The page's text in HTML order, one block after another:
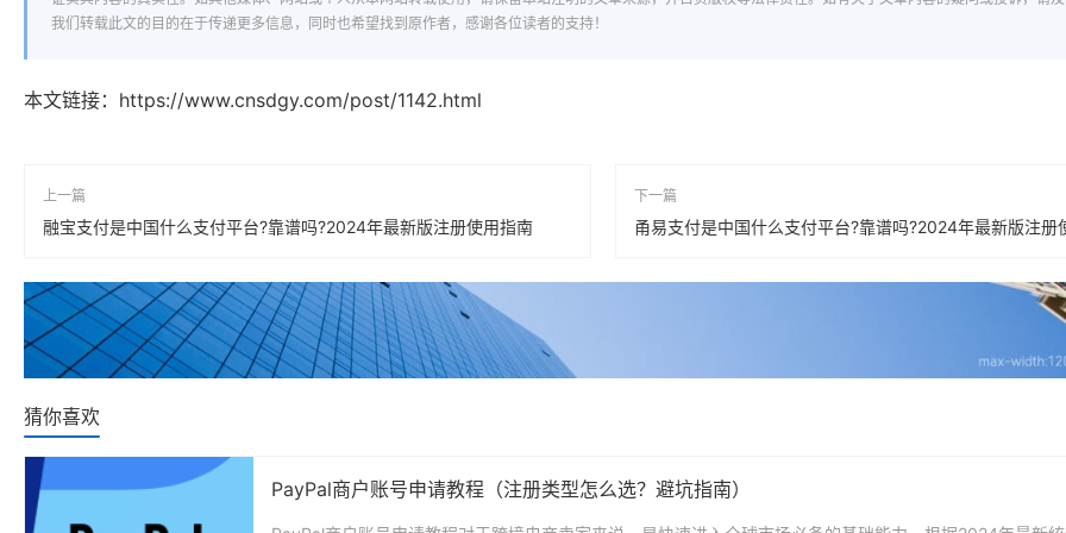
我们转载此文的目的在于传递更多信息，同时也希望找到原作者，感谢各位读者的支持！
本文链接： https://www.cnsdgy.com/post/1142.html
上一篇
融宝支付是中国什么支付平台?靠谱吗?2024年最新版注册使用指南
下一篇
甬易支付是中国什么支付平台?靠谱吗?2024年最新版注册
猜你喜欢
PayPal商户账号申请教程（注册类型怎么选？避坑指南）